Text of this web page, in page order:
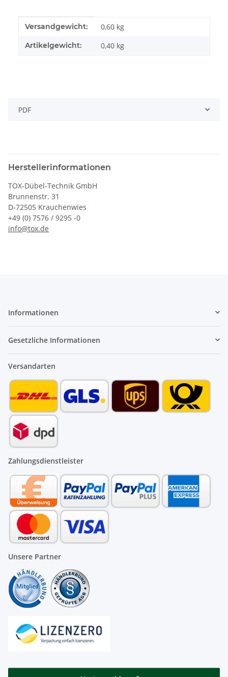
Produkteigenschaft
Wert
Versandgewicht: 0,60 kg
Artikelgewicht: 0,40 kg
PDF
Herstellerinformationen
TOX-Dübel-Technik GmbH
Brunnenstr. 31
D-72505 Krauchenwies
+49 (0) 7576 / 9295 -0
info@tox.de
Informationen
Gesetzliche Informationen
Versandarten
Zahlungsdienstleister
Unsere Partner